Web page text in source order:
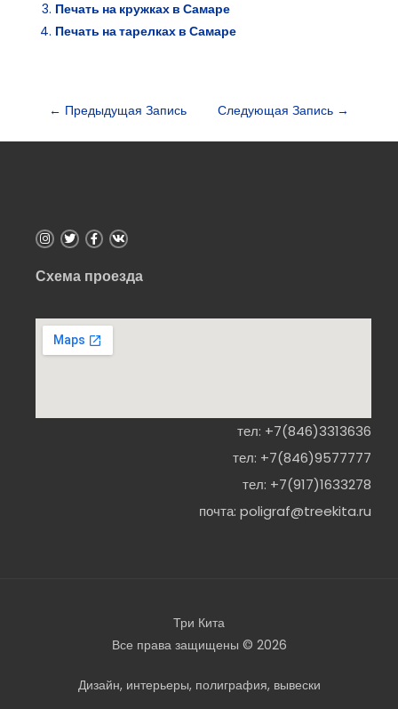
Печать на кружках в Самаре
Печать на тарелках в Самаре
← Предыдущая Запись Следующая Запись →
Схема проезда
тел: +7(846)3313636
тел: +7(846)9577777
тел: +7(917)1633278
почта: poligraf@treekita.ru
Три Кита
Все права защищены © 2026
Дизайн, интерьеры, полиграфия, вывески